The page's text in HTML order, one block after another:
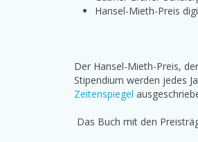
Hansel-Mieth-Preis
Der Hansel-Mieth-Preis,
Stipendium werden jedes
Zeitenspiegel
Das Buch mit den